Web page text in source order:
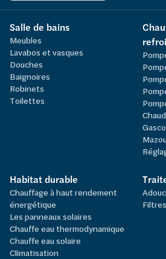
Salle de bains
Meubles
Lavabos et vasques
Douches
Baignoires
Robinets
Toilettes
Habitat durable
Chauffage à haut rendement
énergétique
Les panneaux solaires
Chauffe eau thermodynamique
Chauffe eau solaire
Climatisation